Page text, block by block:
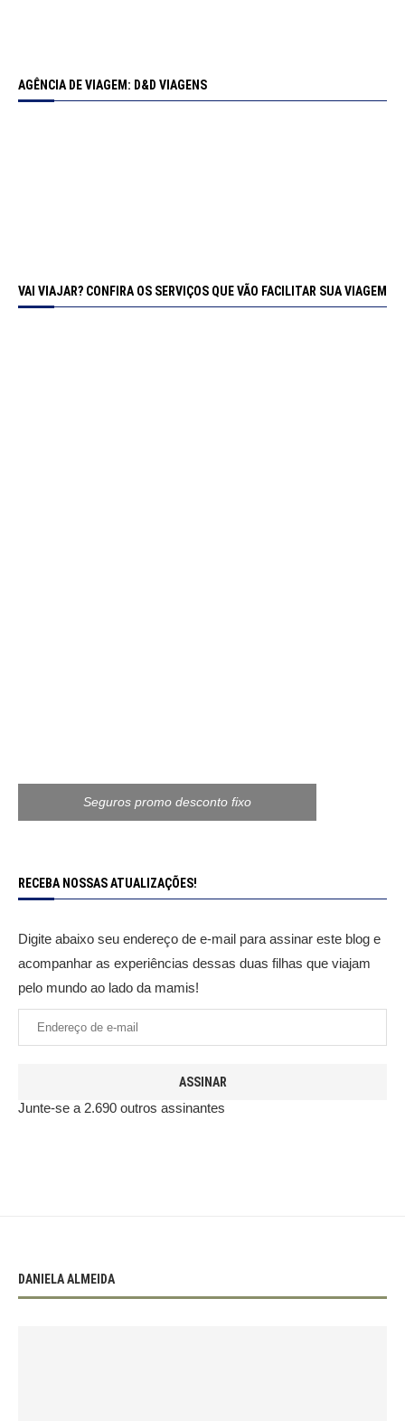
AGÊNCIA DE VIAGEM: D&D VIAGENS
VAI VIAJAR? CONFIRA OS SERVIÇOS QUE VÃO FACILITAR SUA VIAGEM
Seguros promo desconto fixo
RECEBA NOSSAS ATUALIZAÇÕES!
Digite abaixo seu endereço de e-mail para assinar este blog e
acompanhar as experiências dessas duas filhas que viajam
pelo mundo ao lado da mamis!
ASSINAR
Junte-se a 2.690 outros assinantes
DANIELA ALMEIDA